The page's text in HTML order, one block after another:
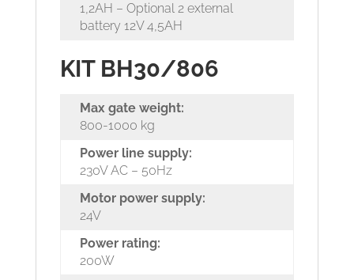
1,2AH – Optional 2 external
battery 12V 4,5AH
KIT BH30/806
Max gate weight:
800-1000 kg
Power line supply:
230V AC – 50Hz
Motor power supply:
24V
Power rating:
200W